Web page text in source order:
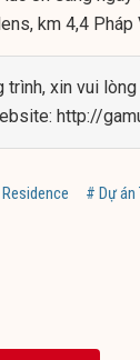
km 4,4 Pháp
xin vui
http://
# Dự án